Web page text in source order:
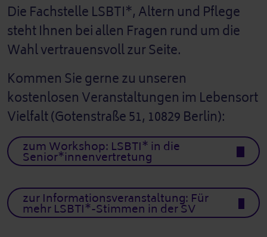
Die Fachstelle LSBTI*, Altern und Pflege
steht Ihnen bei allen Fragen rund um die
Wahl vertrauensvoll zur Seite.
Kommen Sie gerne zu unseren
kostenlosen Veranstaltungen im Lebensort
Vielfalt (Gotenstraße 51, 10829 Berlin):
zum Workshop: LSBTI* in die
Senior*innenvertretung
zur Informationsveranstaltung: Für
mehr LSBTI*-Stimmen in der SV